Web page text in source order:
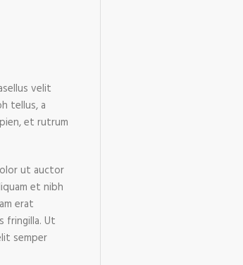
velit
tellus, a
et rutrum
ut auctor
et nibh
erat
fringilla. Ut
semper